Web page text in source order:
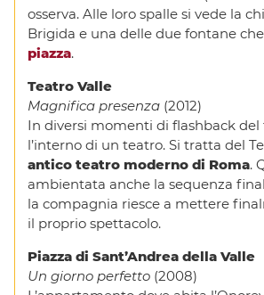
osserva. Alle loro spalle si vede la
Brigida e una delle due fontane
piazza.
Teatro Valle
Magnifica presenza(2012)
In diversi momenti di flashback del
l’interno di un teatro. Si tratta del
antico teatro moderno di Roma.
ambientata anche la sequenza
la compagnia riesce a mettere
il proprio spettacolo.
Piazza di Sant’Andrea della Valle
Un giorno perfetto(2008)